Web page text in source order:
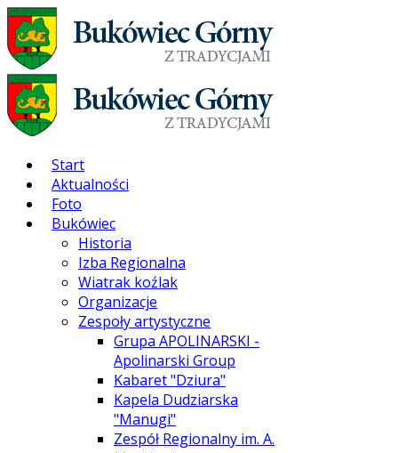
Start
Aktualności
Foto
Bukówiec
Historia
Izba Regionalna
Wiatrak koźlak
Organizacje
Zespoły artystyczne
Grupa APOLINARSKI -
Apolinarski Group
Kabaret "Dziura"
Kapela Dudziarska
"Manugi"
Zespół Regionalny im. A.